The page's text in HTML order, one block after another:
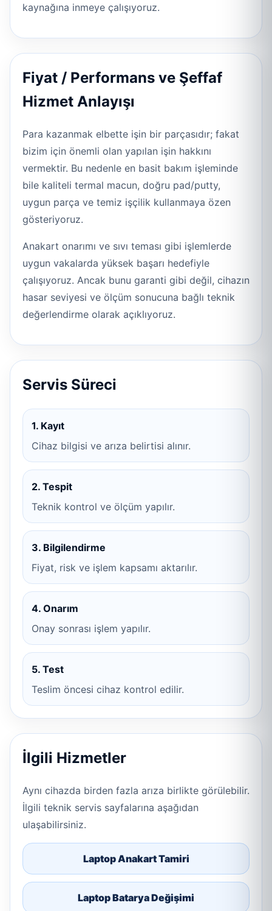
kaynağına inmeye çalışıyoruz.
Fiyat / Performans ve Şeffaf
Hizmet Anlayışı
Para kazanmak elbette işin bir parçasıdır; fakat
bizim için önemli olan yapılan işin hakkını
vermektir. Bu nedenle en basit bakım işleminde
bile kaliteli termal macun, doğru pad/putty,
uygun parça ve temiz işçilik kullanmaya özen
gösteriyoruz.
Anakart onarımı ve sıvı teması gibi işlemlerde
uygun vakalarda yüksek başarı hedefiyle
çalışıyoruz. Ancak bunu garanti gibi değil, cihazın
hasar seviyesi ve ölçüm sonucuna bağlı teknik
değerlendirme olarak açıklıyoruz.
Servis Süreci
1. Kayıt
Cihaz bilgisi ve arıza belirtisi alınır.
2. Tespit
Teknik kontrol ve ölçüm yapılır.
3. Bilgilendirme
Fiyat, risk ve işlem kapsamı aktarılır.
4. Onarım
Onay sonrası işlem yapılır.
5. Test
Teslim öncesi cihaz kontrol edilir.
İlgili Hizmetler
Aynı cihazda birden fazla arıza birlikte görülebilir.
İlgili teknik servis sayfalarına aşağıdan
ulaşabilirsiniz.
Laptop Anakart Tamiri
Laptop Batarya Değişimi